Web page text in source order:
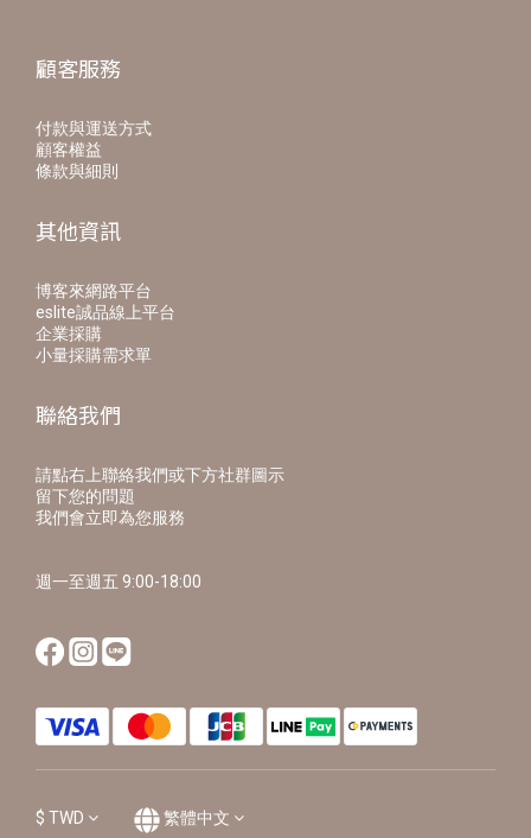
顧客服務
付款與運送方式
顧客權益
條款與細則
其他資訊
博客來網路平台
eslite誠品線上平台
企業採購
小量採購需求單
聯絡我們
請點右上聯絡我們或下方社群圖示
留下您的問題
我們會立即為您服務
週一至週五 9:00-18:00
$ TWD 繁體中文